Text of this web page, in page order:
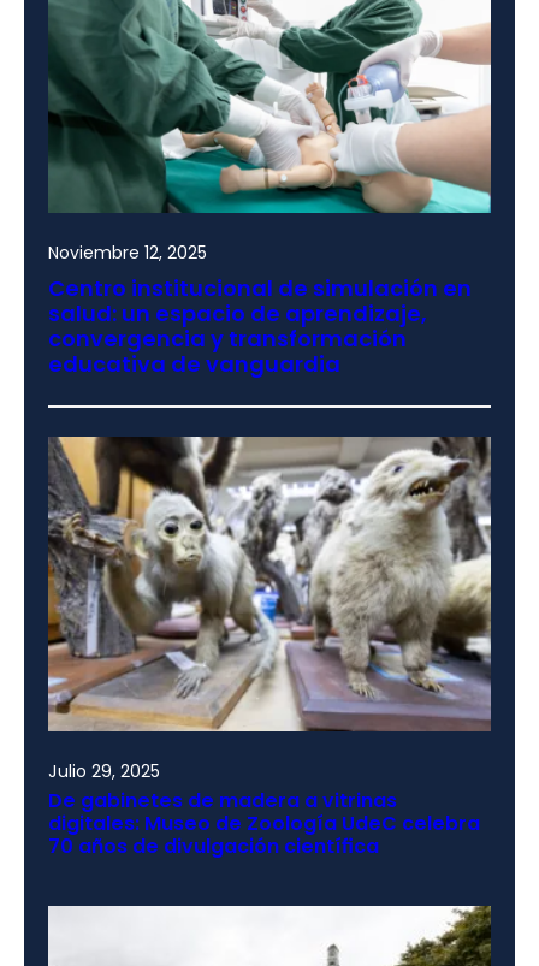
Noviembre 12, 2025
Centro institucional de simulación en
salud: un espacio de aprendizaje,
convergencia y transformación
educativa de vanguardia
Julio 29, 2025
De gabinetes de madera a vitrinas
digitales: Museo de Zoología UdeC celebra
70 años de divulgación científica